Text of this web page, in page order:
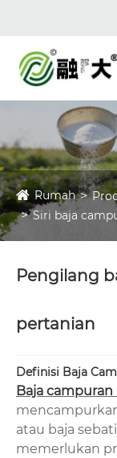
Rumah
Siri baja
Pengilang
pertanian
Definisi Baja
Baja campuran
atau baja
memerlukan